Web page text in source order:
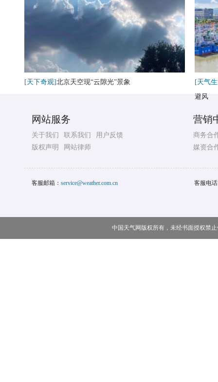
[天下奇观]北京天空现“云隙光”景象
[天气
避风
网站服务
关于我们 联系我们
用户反馈
版权声明
网站律师
营销
商务合
媒资合
客服邮箱： service@weather.com.cn 客服电
中国天气网版权所有，未经书面授权